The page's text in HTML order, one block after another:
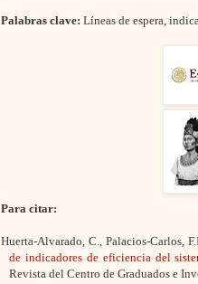
Palabras clave: Líneas de espera,
Para citar:
Huerta-Alvarado, C., Palacios-Carlos,
de indicadores de eficiencia del
Revista del Centro de Graduados e